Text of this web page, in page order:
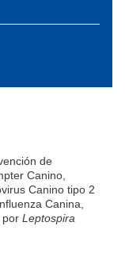
de
Canino,
Canino tipo 2
Canina,
por Leptospira